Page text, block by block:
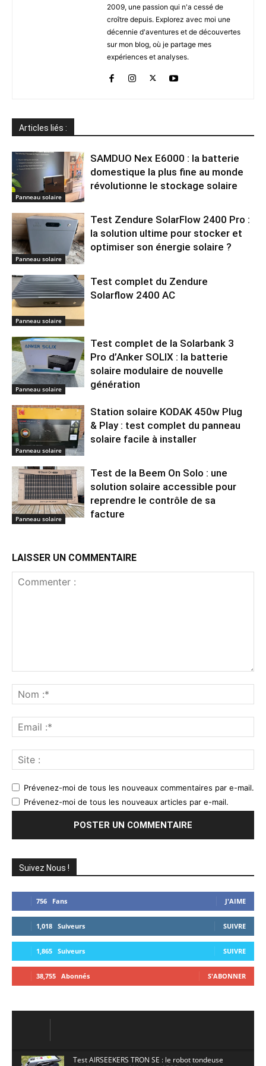
2009, une passion qui n'a cessé de
croître depuis. Explorez avec moi une
décennie d'aventures et de découvertes
sur mon blog, où je partage mes
expériences et analyses.
Articles liés :
Panneau solaire
SAMDUO Nex E6000 : la batterie
domestique la plus fine au monde
révolutionne le stockage solaire
Panneau solaire
Test Zendure SolarFlow 2400 Pro :
la solution ultime pour stocker et
optimiser son énergie solaire ?
Panneau solaire
Test complet du Zendure
Solarflow 2400 AC
Panneau solaire
Test complet de la Solarbank 3
Pro d’Anker SOLIX : la batterie
solaire modulaire de nouvelle
génération
Panneau solaire
Station solaire KODAK 450w Plug
& Play : test complet du panneau
solaire facile à installer
Panneau solaire
Test de la Beem On Solo : une
solution solaire accessible pour
reprendre le contrôle de sa
facture
LAISSER UN COMMENTAIRE
:*
:*
:
Prévenez-moi de tous les nouveaux commentaires par e-mail.
Prévenez-moi de tous les nouveaux articles par e-mail.
Suivez Nous !
756 Fans J'AIME
1,018 Suiveurs SUIVRE
1,865 Suiveurs SUIVRE
38,755 Abonnés S'ABONNER
Test AIRSEEKERS TRON SE : le robot tondeuse